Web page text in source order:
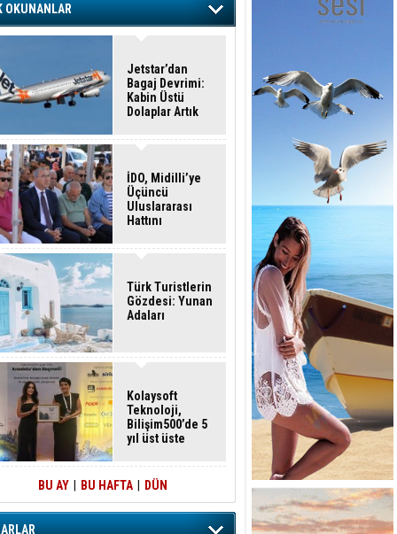
OKUNANLAR
Jetstar’dan
Bagaj Devrimi:
Kabin Üstü
Dolaplar Artık
İDO, Midilli’ye
Üçüncü
Uluslararası
Hattını
Türk Turistlerin
Gözdesi: Yunan
Adaları
Kolaysoft
Teknoloji,
Bilişim500’de 5
yıl üst üste
BU AY BU HAFTA DÜN